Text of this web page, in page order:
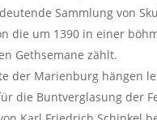
Sammlung von
die um 1390 in einer
Gethsemane zählt.
der Marienburg hängen
die Buntverglasung der